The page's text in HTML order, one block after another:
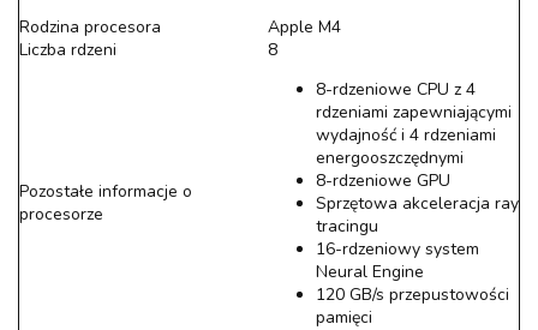
Rodzina procesora
Apple M4
Liczba rdzeni
8
Pozostałe informacje o
procesorze
8-rdzeniowe CPU z 4
rdzeniami zapewniającymi
wydajność i 4 rdzeniami
energooszczędnymi
8-rdzeniowe GPU
Sprzętowa akceleracja ray
tracingu
16-rdzeniowy system
Neural Engine
120 GB/s przepustowości
pamięci